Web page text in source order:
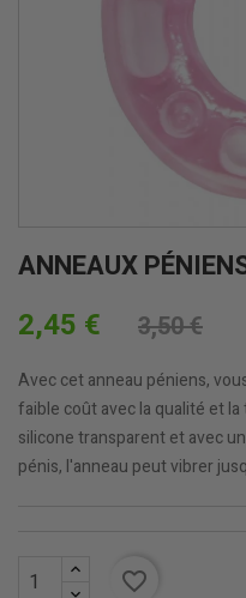
ANNEAUX
2,45 € 3,50 €
Avec cet anneau péniens,
faible coût avec la qualité et
silicone transparent et avec
pénis, l'anneau peut vibrer
favorite_border